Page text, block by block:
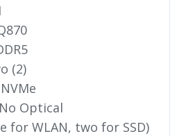
(2)
No Optical
for WLAN, two for SSD)